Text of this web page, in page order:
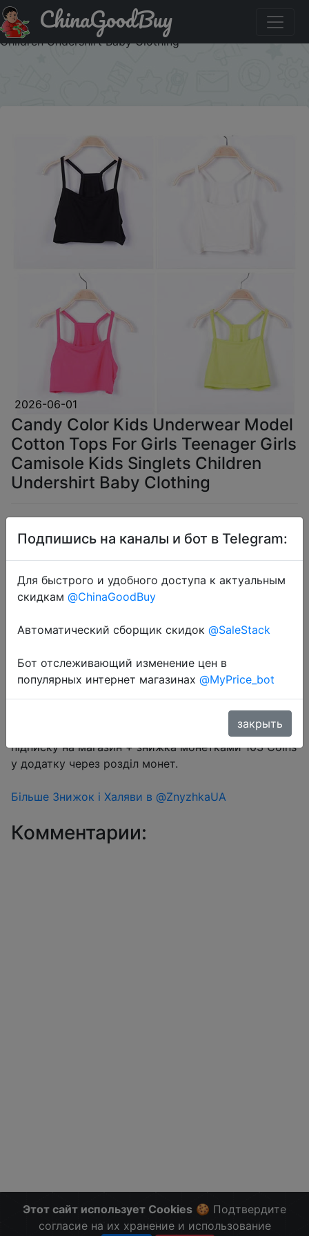
Акция на: Candy Color Kids Underwear Model Cotton
Tops For Girls Teenager Girls Camisole Kids Singlets
Children Undershirt Baby Clothing
ChinaGoodBuy
2026-06-01
Candy Color Kids Underwear Model
Cotton Tops For Girls Teenager Girls
Camisole Kids Singlets Children
Undershirt Baby Clothing
$1.82
Coins
Перейти в магазин
Купон продавця $0.89 на сторінці товару за
підписку на магазин + знижка монетками 103 Coins
у додатку через розділ монет.
Більше Знижок і Халяви в @ZnyzhkaUA
Комментарии:
Этот сайт использует Cookies 🍪 Подтвердите
согласие на их хранение и использование
Подпишись на каналы и бот в Telegram:
Для быстрого и удобного доступа к актуальным
скидкам @ChinaGoodBuy
Автоматический сборщик скидок @SaleStack
Бот отслеживающий изменение цен в
популярных интернет магазинах @MyPrice_bot
закрыть